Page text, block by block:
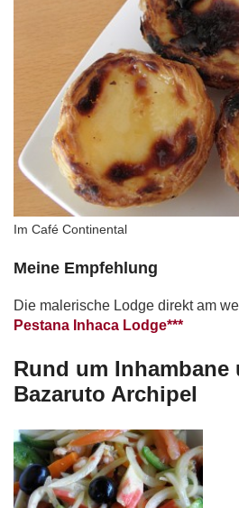
Im Café Continental
Meine Empfehlung
Die malerische Lodge direkt am
Pestana Inhaca Lodge***
Rund um Inhambane
Bazaruto Archipel